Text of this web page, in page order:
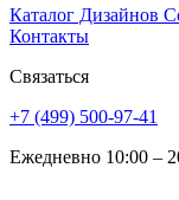
Каталог Дизайнов
Контакты
Связаться
+7 (499) 500-97-41
Ежедневно 10:00 –